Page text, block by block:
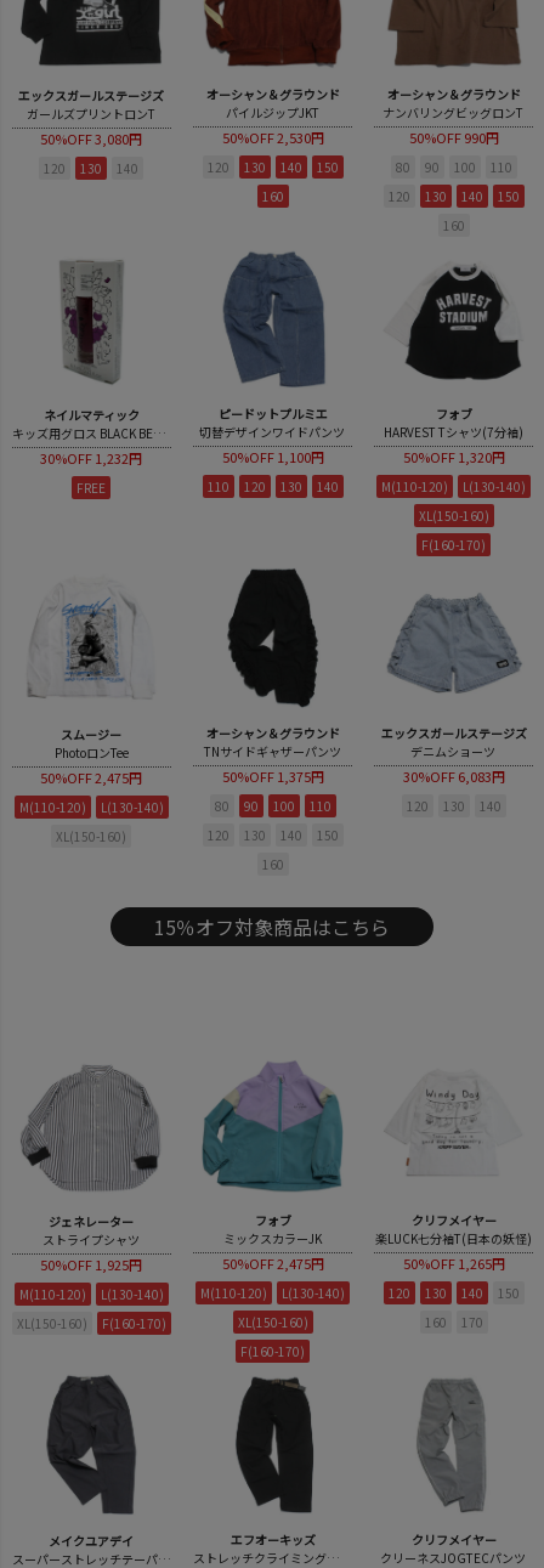
エックスガールステージズ
ガールズプリントロンT
50%OFF3,080円
120 130 140
オーシャン＆グラウンド
パイルジップJKT
50%OFF2,530円
120 130 140
150
160
オーシャン＆グラウンド
ナンバリングビッグロンT
50%OFF 990円
80 90 100
110
120
130 140
150
160
ネイルマティック
キッズ用グロス BLACK BERRY(容量6.5ml)
30%OFF1,232円
FREE
ピードットプルミエ
切替デザインワイドパンツ
50%OFF 1,100円
110 120 130 140
フォブ
HARVEST Tシャツ(7分袖)
50%OFF 1,320円
M(110-120)
L(130-140)
XL(150-160)
F(160-170)
スムージー
PhotoロンTee
50%OFF2,475円
M(110-120)
L(130-140)
XL(150-160)
オーシャン＆グラウンド
TNサイドギャザーパンツ
50%OFF 1,375円
80 90 100
110
120
130 140
150
160
エックスガールステージズ
デニムショーツ
30%OFF 6,083円
120 130 140
15％オフ対象商品はこちら
ジェネレーター
ストライプシャツ
50%OFF1,925円
M(110-120)
L(130-140)
XL(150-160)
F(160-170)
フォブ
ミックスカラーJK
50%OFF2,475円
M(110-120)
L(130-140)
XL(150-160)
F(160-170)
クリフメイヤー
楽LUCK七分袖T(日本の妖怪)
50%OFF 1,265円
120 130 140
150
160
170
メイクユアデイ
スーパーストレッチテーパードパンツ
エフオーキッズ
ストレッチクライミングパンツ
クリフメイヤー
クリーネスJOGTECパンツ